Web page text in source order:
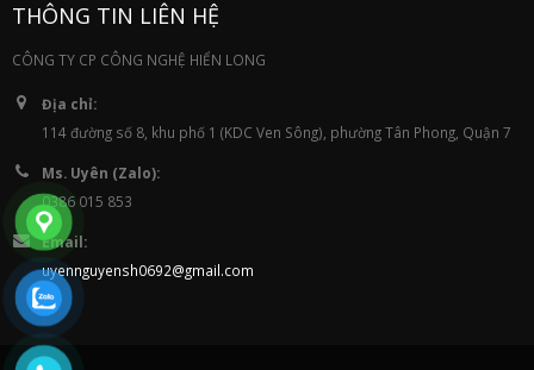
THÔNG TIN LIÊN HỆ
CÔNG TY CP CÔNG NGHỆ HIỂN LONG
Địa chỉ:
114 đường số 8, khu phố 1 (KDC Ven Sông), phường Tân Phong, Quận 7
Ms. Uyên (Zalo):
0386 015 853
Email:
uyennguyensh0692@gmail.com